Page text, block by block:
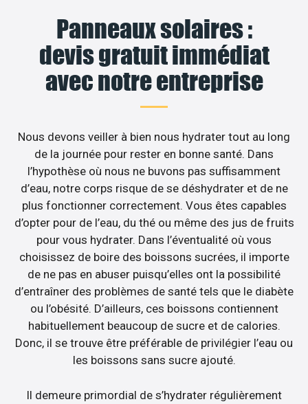
Panneaux solaires :
devis gratuit immédiat
avec notre entreprise
Nous devons veiller à bien nous hydrater tout au long
de la journée pour rester en bonne santé. Dans
l’hypothèse où nous ne buvons pas suffisamment
d’eau, notre corps risque de se déshydrater et de ne
plus fonctionner correctement. Vous êtes capables
d’opter pour de l’eau, du thé ou même des jus de fruits
pour vous hydrater. Dans l’éventualité où vous
choisissez de boire des boissons sucrées, il importe
de ne pas en abuser puisqu’elles ont la possibilité
d’entraîner des problèmes de santé tels que le diabète
ou l’obésité. D’ailleurs, ces boissons contiennent
habituellement beaucoup de sucre et de calories.
Donc, il se trouve être préférable de privilégier l’eau ou
les boissons sans sucre ajouté.
Il demeure primordial de s’hydrater régulièrement